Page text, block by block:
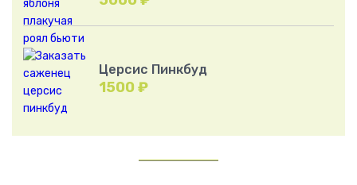
Церсис Пинкбуд
1500 ₽